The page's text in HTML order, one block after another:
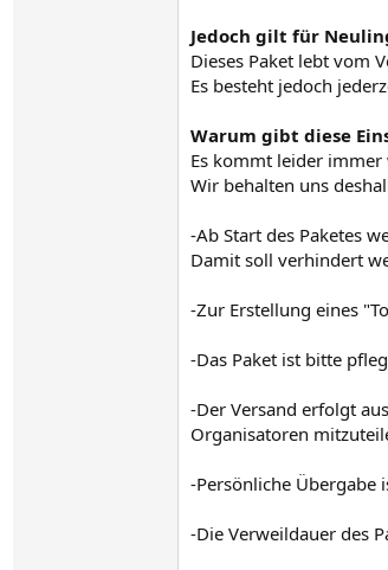
Jedoch gilt für
Dieses Paket lebt vom
Es besteht jedoch
Warum gibt diese
Es kommt leider immer
Wir behalten uns
-Ab Start des Paketes
Damit soll verhindert
-Zur Erstellung eines
-Das Paket ist bitte
-Der Versand erfolgt
Organisatoren
-Persönliche Übergabe
-Die Verweildauer des